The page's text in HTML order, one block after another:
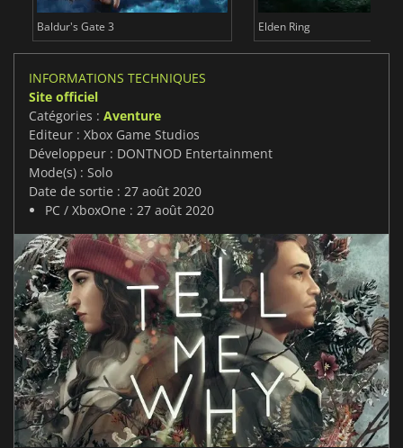
Baldur's Gate 3 Elden Ring
INFORMATIONS TECHNIQUES
Site officiel
Catégories : Aventure
Editeur : Xbox Game Studios
Développeur : DONTNOD Entertainment
Mode(s) : Solo
Date de sortie : 27 août 2020
PC / XboxOne : 27 août 2020